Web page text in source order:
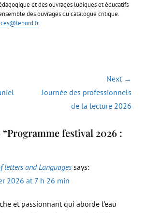
et des ouvrages ludiques et éducatifs
des ouvrages du catalogue critique.
Next →
Next
Journée des professionnels
de la lecture 2026
festival 2026 :
letters and Languages says:
2026 at 7 h 26 min
et passionnant qui aborde l’eau